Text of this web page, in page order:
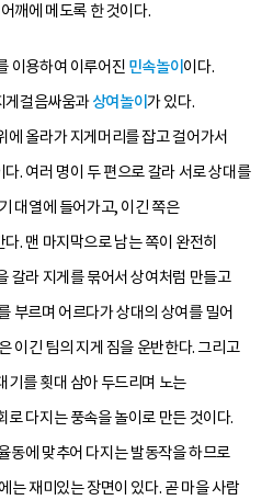
깨에 메도록 한 것이다.
이용하여 이루어진 민속놀이 이다.
게걸음싸움과상여놀이가 있다.
올라가 지게머리를 잡고 걸어가서
. 여러 명이 두 편으로 갈라 서로 상대를
대열에 들어가고, 이긴 쪽은
. 맨 마지막으로 남는 쪽이 완전히
갈라 지게를 묶어서 상여처럼 만들고
부르며 어르다가 상대의 상여를 밀어
이긴 팀의 지게 짐을 운반한다. 그리고
기를 횟대 삼아 두드리며 노는
로 다지는 풍속을 놀이로 만든 것이다.
동에 맞추어 다지는 발동작을 하므로
는 재미있는 장면이 있다. 곧 마을 사람